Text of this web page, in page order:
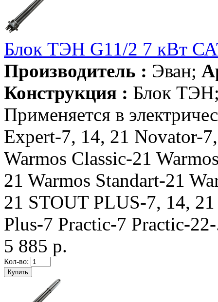
Блок ТЭН G11/2 7 кВт
Производитель : Эван;
Конструкция : Блок
Применяется в
Expert-7, 14, 21 Novator-
Warmos Classic-21
21 Warmos Standart-21
21 STOUT PLUS-7, 14,
Plus-7 Practic-7 Practic-
5 885 р.
Кол-во: